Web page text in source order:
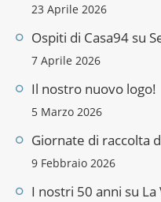
23 Aprile 2026
Ospiti di Casa94 su
7 Aprile 2026
Il nostro nuovo logo!
5 Marzo 2026
Giornate di raccolta
9 Febbraio 2026
I nostri 50 anni su